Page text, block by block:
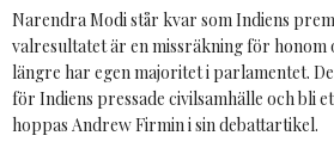
Narendra Modi står kvar som Indiens
valresultatet är en missräkning för honom
längre har egen majoritet i parlamentet.
för Indiens pressade civilsamhälle och bli
hoppas Andrew Firmin i sin debattartikel.